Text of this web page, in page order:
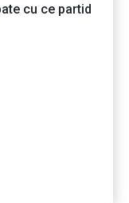
cu ce partid